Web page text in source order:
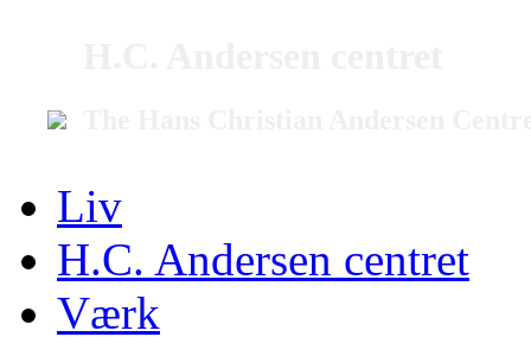
Liv
H.C. Andersen centret
Værk